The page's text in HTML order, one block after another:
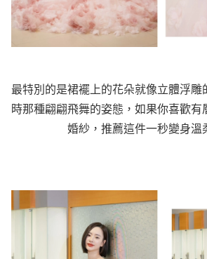
最特別的是裙襬上的花朵就像立體浮雕
時那種翩翩飛舞的姿態，如果你喜歡有
婚紗，推薦這件一秒變身溫